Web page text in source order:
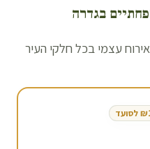
בגדרה
עצמי בכל חלקי העיר